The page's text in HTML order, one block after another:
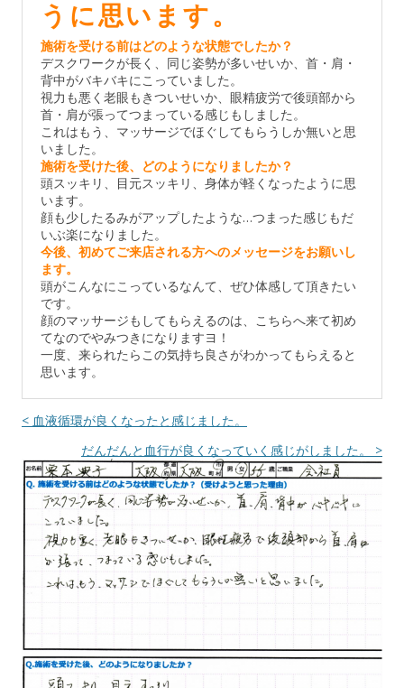
うに思います。
施術を受ける前はどのような状態でしたか？
デスクワークが長く、同じ姿勢が多いせいか、首・肩・
背中がバキバキにこっていました。
視力も悪く老眼もきついせいか、眼精疲労で後頭部から
首・肩が張ってつまっている感じもしました。
これはもう、マッサージでほぐしてもらうしか無いと思
いました。
施術を受けた後、どのようになりましたか？
頭スッキリ、目元スッキリ、身体が軽くなったように思
います。
顔も少したるみがアップしたような…つまった感じもだ
いぶ楽になりました。
今後、初めてご来店される方へのメッセージをお願いし
ます。
頭がこんなにこっているなんて、ぜひ体感して頂きたい
です。
顔のマッサージもしてもらえるのは、こちらへ来て初め
てなのでやみつきになりますヨ！
一度、来られたらこの気持ち良さがわかってもらえると
思います。
< 血液循環が良くなったと感じました。
だんだんと血行が良くなっていく感じがしました。 >